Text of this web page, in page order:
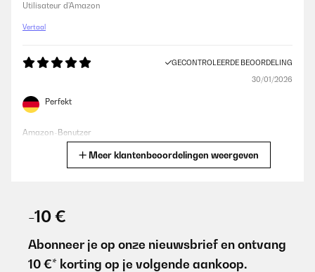
Utilisateur d'Amazon
Vertaal
GECONTROLEERDE BEOORDELING
30/01/2026
Perfekt
Amazon-Benutzer
Amazon-Benutzer
Meer klantenbeoordelingen weergeven
-10 €
Abonneer je op onze nieuwsbrief en ontvang
10 €* korting op je volgende aankoop.